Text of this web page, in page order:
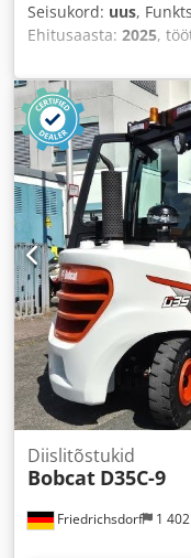
Seisukord: uus,
Ehitusaasta: 2025,
ehituskõrgus:1 160
tühimass:
123 kg,
Elektro, ehituslaius:
Friedrichsdorf 1
Diislitõstukid
Bobcat D35C-9